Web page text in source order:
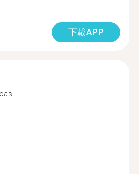
下載APP